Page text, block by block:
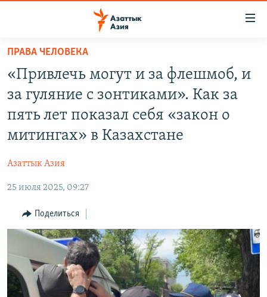
Вернуться
основному
содержанию
Вернутся
главной
Вернутся
КАЗАХСТАН
НОВОСТИ
ВОЙНА В УКРАИНЕ
НА ДРУГИХ ЯЗЫКАХ
ЎЗБЕКЧА
ТОҶИКӢ
TÜRKMENÇE
ПОДПИШИТЕСЬ НА НАС В СОЦСЕТЯХ
Все сайты РСЕ/РС
ПРАВА ЧЕЛОВЕКА
«Привлечь могут и за флешмоб, и
за гуляние с зонтиками». Как за
пять лет показал себя «закон о
митингах» в Казахстане
Азаттык Азия
25 июля 2025, 09:27
Поделиться